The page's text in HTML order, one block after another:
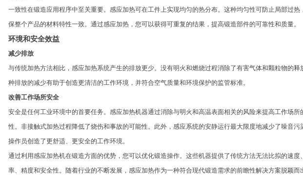
一致性在锻造应用程序中至关重要。感应加热可在工件上实现均匀的热分布。这种均匀性可防止局部过热
保整个产品的材料特性一致。通过感应加热，您可以获得可重复的结果，提高锻造部件的可靠性和质量。
环境和安全效益
减少排放
与传统加热方法相比，感应加热系统产生的排放更少。没有明火和燃烧过程消除了有害气体和颗粒物的释
种排放的减少有助于创造更清洁的工作环境，并符合空气质量和环境保护的监管标准。
改善工作场所安全
安全是任何工业环境中的首要任务。感应加热机器通过消除与明火和高温表面相关的风险来提高工作场所
性。非接触式加热过程降低了烧伤和事故的可能性。此外，感应系统的安静运行最大限度地减少了噪音污
操作员创造了更舒适、更安全的工作环境。
通过利用感应加热机在锻造方面的优势，您可以优化锻造操作。这些机器提供了传统方法无法比拟的速度
率、精度和安全性。随着行业的不断发展，感应加热作为一种符合现代锻造需求的前瞻性解决方案脱颖而